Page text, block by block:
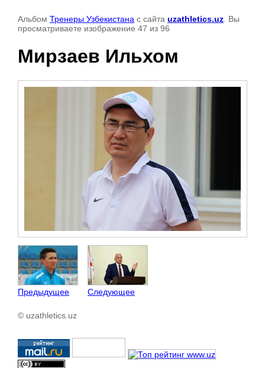
Альбом Тренеры Узбекистана с сайта uzathletics.uz . Вы
просматриваете изображение 47 из 96
Мирзаев Ильхом
Предыдущее Следующее
© uzathletics.uz